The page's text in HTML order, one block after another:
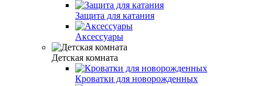
Защита для катания
Аксессуары
Детская комната
Кроватки для новорожденных